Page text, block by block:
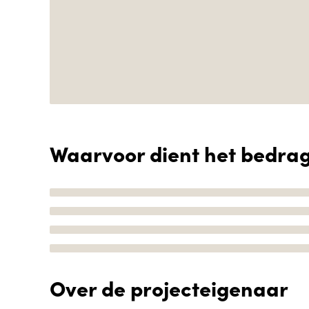
Waarvoor dient het
Over de projecteigenaar